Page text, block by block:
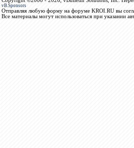
vB.Sponsors
Отправляя любую форму на форуме KROI.RU вы
Все материалы могут использоваться при указании